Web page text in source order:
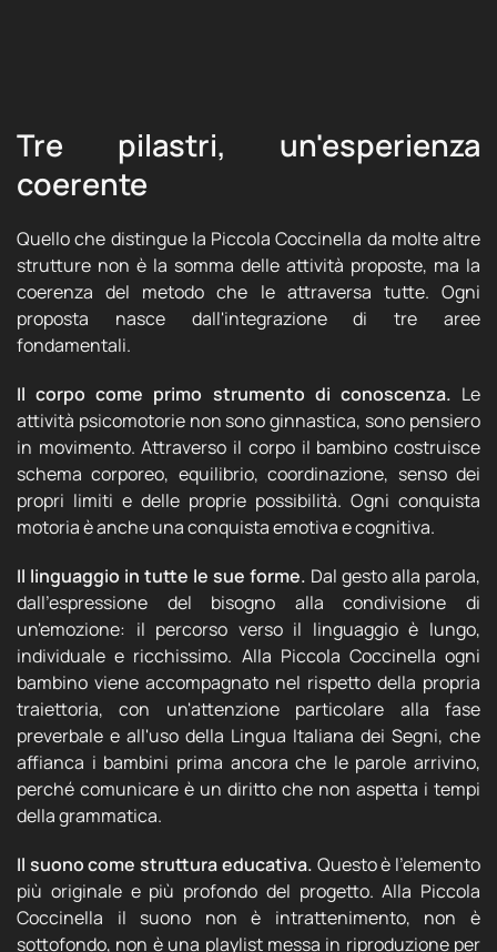
Tre pilastri, un'esperienza
coerente
Quello che distingue la Piccola Coccinella da molte altre
strutture non è la somma delle attività proposte, ma la
coerenza del metodo che le attraversa tutte. Ogni
proposta nasce dall'integrazione di tre aree
fondamentali.
Il corpo come primo strumento di conoscenza. Le
attività psicomotorie non sono ginnastica, sono pensiero
in movimento. Attraverso il corpo il bambino costruisce
schema corporeo, equilibrio, coordinazione, senso dei
propri limiti e delle proprie possibilità. Ogni conquista
motoria è anche una conquista emotiva e cognitiva.
Il linguaggio in tutte le sue forme. Dal gesto alla parola,
dall'espressione del bisogno alla condivisione di
un'emozione: il percorso verso il linguaggio è lungo,
individuale e ricchissimo. Alla Piccola Coccinella ogni
bambino viene accompagnato nel rispetto della propria
traiettoria, con un'attenzione particolare alla fase
preverbale e all'uso della Lingua Italiana dei Segni, che
affianca i bambini prima ancora che le parole arrivino,
perché comunicare è un diritto che non aspetta i tempi
della grammatica.
Il suono come struttura educativa. Questo è l'elemento
più originale e più profondo del progetto. Alla Piccola
Coccinella il suono non è intrattenimento, non è
sottofondo, non è una playlist messa in riproduzione per